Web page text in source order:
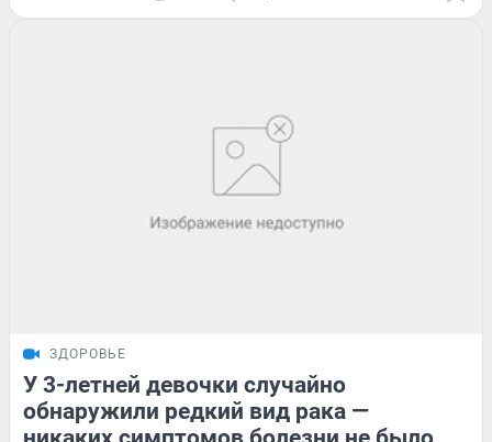
ЗДОРОВЬЕ
У 3-летней девочки случайно
обнаружили редкий вид рака —